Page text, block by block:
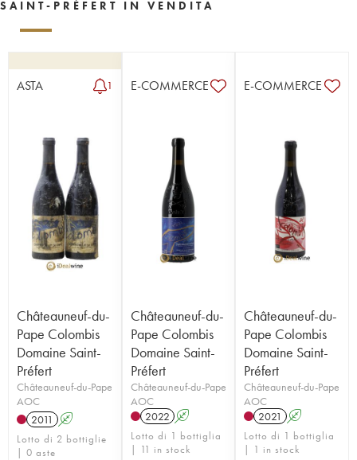
SAINT-PRÉFERT IN VENDITA
ASTA 1
Châteauneuf-du-
Pape Colombis
Domaine Saint-
Préfert
Châteauneuf-du-Pape
AOC
2011
A
Lotto di 2 bottiglie
| 0 aste
E-COMMERCE
Châteauneuf-du-
Pape Colombis
Domaine Saint-
Préfert
Châteauneuf-du-Pape
AOC
2022 A
Lotto di 1 bottiglia
| 11 in stock
E-COMMERCE
Châteauneuf-du-
Pape Colombis
Domaine Saint-
Préfert
Châteauneuf-du-Pape
AOC
2021
A
Lotto di 1 bottiglia
| 1 in stock